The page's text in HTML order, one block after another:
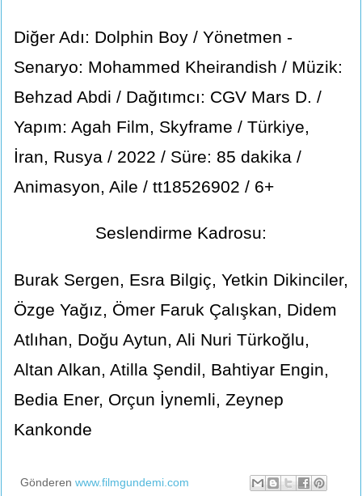
Diğer Adı: Dolphin Boy / Yönetmen -
Senaryo: Mohammed Kheirandish / Müzik:
Behzad Abdi / Dağıtımcı: CGV Mars D. /
Yapım: Agah Film, Skyframe / Türkiye,
İran, Rusya / 2022 / Süre: 85 dakika /
Animasyon, Aile / tt18526902 / 6+
Seslendirme Kadrosu:
Burak Sergen, Esra Bilgiç, Yetkin Dikinciler,
Özge Yağız, Ömer Faruk Çalışkan, Didem
Atlıhan, Doğu Aytun, Ali Nuri Türkoğlu,
Altan Alkan, Atilla Şendil, Bahtiyar Engin,
Bedia Ener, Orçun İynemli, Zeynep
Kankonde
Gönderen www.filmgundemi.com